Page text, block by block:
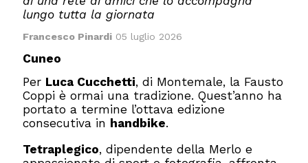
lungo tutta la giornata
Francesco Pinardi 05 luglio 2026
Cuneo
Per Luca Cucchetti, di Montemale, la Fausto
Coppi è ormai una tradizione. Quest’anno ha
portato a termine l’ottava edizione
consecutiva in handbike.
Tetraplegico, dipendente della Merlo e